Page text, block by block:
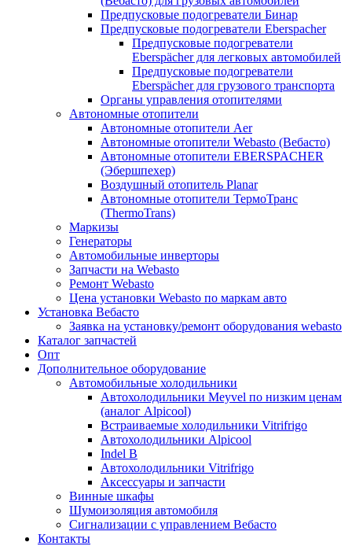
Предпусковые подогреватели Бинар
Предпусковые подогреватели Eberspacher
Предпусковые подогреватели
Eberspächer для легковых автомобилей
Предпусковые подогреватели
Eberspächer для грузового транспорта
Органы управления отопителями
Автономные отопители
Автономные отопители Аer
Автономные отопители Webasto (Вебасто)
Автономные отопители EBERSPACHER
(Эбершпехер)
Воздушный отопитель Planar
Автономные отопители ТермоТранс
(ThermoTrans)
Маркизы
Генераторы
Автомобильные инверторы
Запчасти на Webasto
Ремонт Webasto
Цена установки Webasto по маркам авто
Установка Вебасто
Заявка на установку/ремонт оборудования webasto
Каталог запчастей
Опт
Дополнительное оборудование
Автомобильные холодильники
Автохолодильники Meyvel по низким ценам
(аналог Alpicool)
Встраиваемые холодильники Vitrifrigo
Автохолодильники Alpicool
Indel B
Автохолодильники Vitrifrigo
Аксессуары и запчасти
Винные шкафы
Шумоизоляция автомобиля
Сигнализации с управлением Вебасто
Контакты